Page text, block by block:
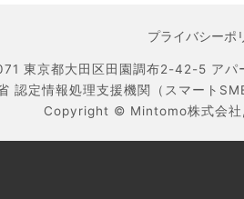
プライバシーポ
東京都大田区田園調布2-42-5 ア
認定情報処理支援機関（スマート
Copyright © Mintomo株式会社,